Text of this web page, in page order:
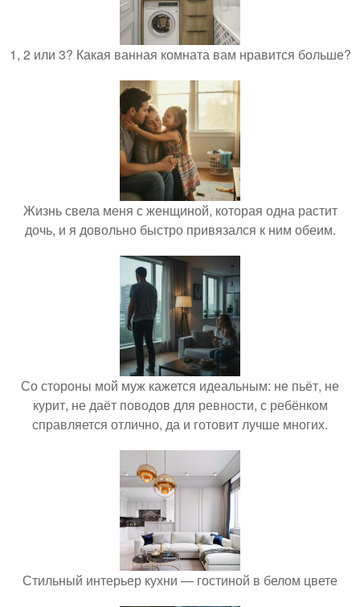
1, 2 или 3? Какая ванная комната вам нравится больше?
Жизнь свела меня с женщиной, которая одна растит
дочь, и я довольно быстро привязался к ним обеим.
Со стороны мой муж кажется идеальным: не пьёт, не
курит, не даёт поводов для ревности, с ребёнком
справляется отлично, да и готовит лучше многих.
Стильный интерьер кухни — гостиной в белом цвете